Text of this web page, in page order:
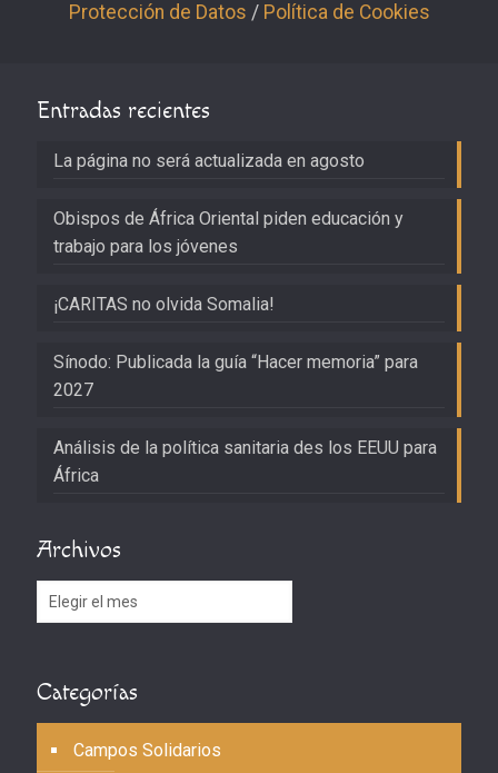
Protección de Datos / Política de Cookies
Entradas recientes
La página no será actualizada en agosto
Obispos de África Oriental piden educación y
trabajo para los jóvenes
¡CARITAS no olvida Somalia!
Sínodo: Publicada la guía “Hacer memoria” para
2027
Análisis de la política sanitaria des los EEUU para
África
Archivos
Archivos
Categorías
Campos Solidarios